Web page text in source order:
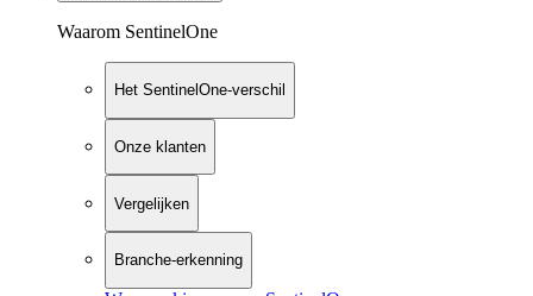
Waarom SentinelOne
Het SentinelOne-verschil
Onze klanten
Vergelijken
Branche-erkenning